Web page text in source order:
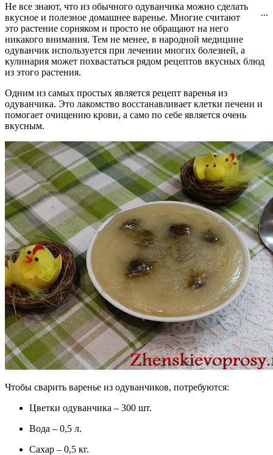
...
Не все знают, что из обычного одуванчика можно сделать
вкусное и полезное домашнее варенье. Многие считают
это растение сорняком и просто не обращают на него
никакого внимания. Тем не менее, в народной медицине
одуванчик используется при лечении многих болезней, а
кулинария может похвастаться рядом рецептов вкусных блюд
из этого растения.
Одним из самых простых является рецепт варенья из
одуванчика. Это лакомство восстанавливает клетки печени и
помогает очищению крови, а само по себе является очень
вкусным.
Чтобы сварить варенье из одуванчиков, потребуются:
Цветки одуванчика – 300 шт.
Вода – 0,5 л.
Сахар – 0,5 кг.